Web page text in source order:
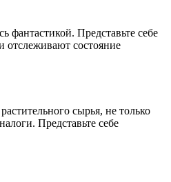
фантастикой. Представьте себе
отслеживают состояние
сырья, не только
Представьте себе